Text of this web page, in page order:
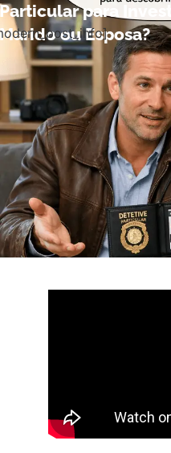
Particular para
Marido ou Esposa?